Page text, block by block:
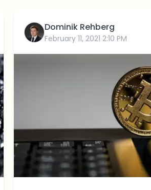
Dominik Rehberg
February 11, 2021 2:10 PM